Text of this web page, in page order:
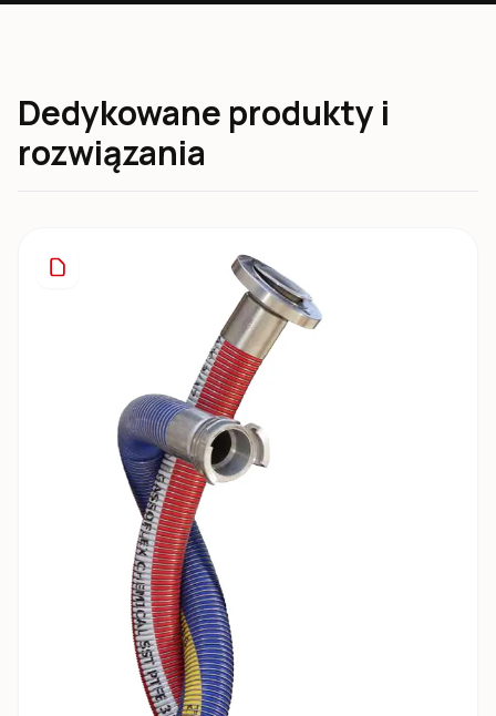
Dedykowane produkty i
rozwiązania